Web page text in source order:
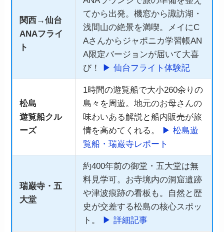
関西→仙台
ANAフライ
ト
てから出発。機窓から諏訪湖・
浅間山の絶景を満喫。メイにC
Aさんからジャポニカ学習帳AN
A限定バージョンが届いて大喜
び！
▶ 仙台フライト体験記
松島
遊覧船クル
ーズ
1時間の遊覧船で大小260余りの
島々を周遊。地元のお母さんの
味わいある解説と船内販売が旅
情を高めてくれる。
▶ 松島遊
覧船・瑞巌寺レポート
瑞巌寺・五
大堂
約400年前の御堂・五大堂は無
料見学可。お寺境内の洞窟遺跡
や津波痕跡の看板も。自然と歴
史が交差する松島の核心スポッ
ト。
▶ 詳細記事